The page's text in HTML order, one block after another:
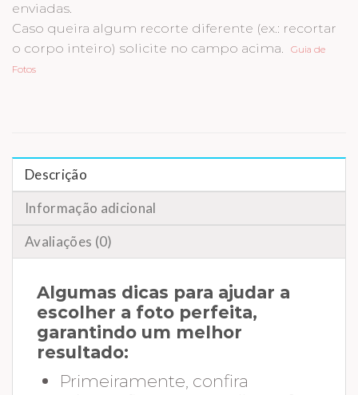
enviadas.
Caso queira algum recorte diferente (ex.: recortar
o corpo inteiro) solicite no campo acima.
Guia de
Fotos
Descrição
Informação adicional
Avaliações (0)
Algumas dicas para ajudar a
escolher a foto perfeita,
garantindo um melhor
resultado:
Primeiramente, confira